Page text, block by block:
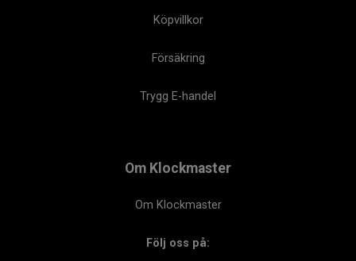
Köpvillkor
Försäkring
Trygg E-handel
Om Klockmaster
Om Klockmaster
Följ oss på: